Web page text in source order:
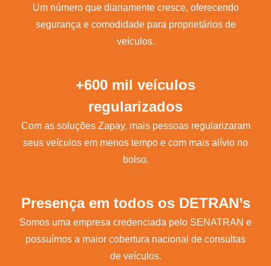
Um número que diariamente cresce, oferecendo
segurança e comodidade para proprietários de
veículos.
+600 mil veículos
regularizados
Com as soluções Zapay, mais pessoas regularizaram
seus veículos em menos tempo e com mais alívio no
bolso.
Presença em todos os DETRAN’s
Somos uma empresa credenciada pelo SENATRAN e
possuímos a maior cobertura nacional de consultas
de veículos.